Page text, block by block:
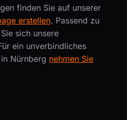
finden Sie auf unserer
erstellen. Passend zu
sich unsere
ein unverbindliches
Nürnberg nehmen Sie